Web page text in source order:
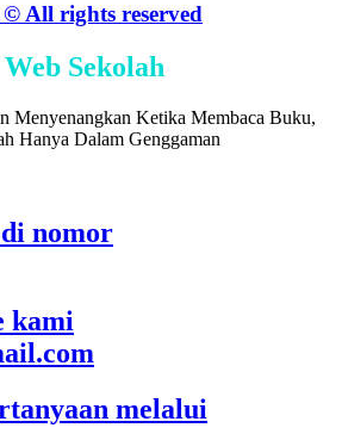
All rights reserved
Sekolah
Menyenangkan Ketika Membaca Buku,
Hanya Dalam Genggaman
nomor
kami
melalui